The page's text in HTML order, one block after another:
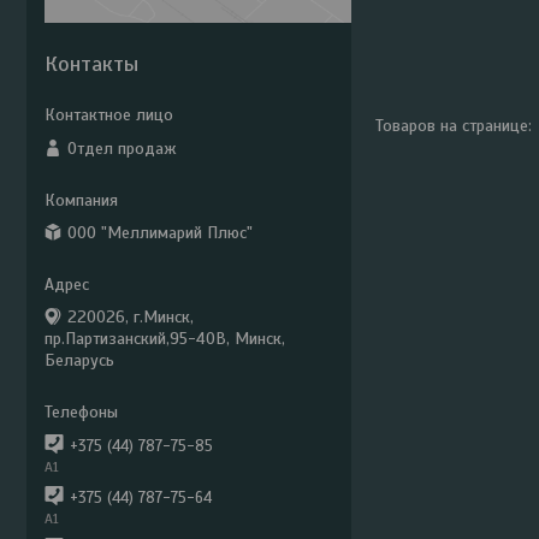
Контакты
Отдел продаж
ООО "Меллимарий Плюс"
220026, г.Минск,
пр.Партизанский,95-40В, Минск,
Беларусь
+375 (44) 787-75-85
А1
+375 (44) 787-75-64
А1